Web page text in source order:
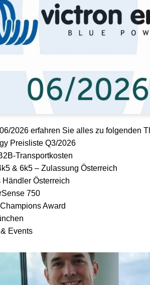
2026 erfahren Sie alles zu folgenden
Preisliste Q3/2026
Transportkosten
& 6k5 – Zulassung Österreich
Österreich
750
Award
Events